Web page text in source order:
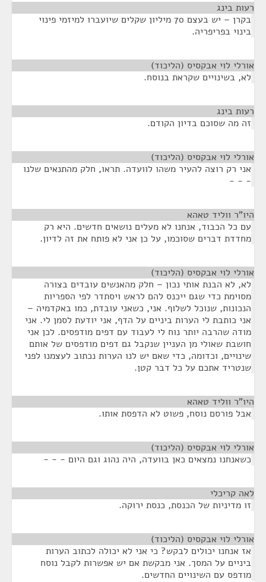
רעות בינג
בקרן – יש בעצם 70 מיליון שקלים שיועברו למיזמי פינוי
בינוי בפריפריה.
אורלי לוי אבקסיס (הליכוד)
לא, בשינויים שקראת בנוסח.
רעות בינג
זה מה שסוכם בדיון הקודם.
אורלי לוי אבקסיס (הליכוד)
אני רק רוצה להעיר משהו לוועדה. תראו, חלק מהתנאים שלנו
- - -
היו"ר ווליד טאהא
עם כל הכבוד, אנחנו לא מעלים נושאים חדשים. היא רק
מחדדת דברים שסוכמו, על כן אני לא פותח את זה לדיון.
אורלי לוי אבקסיס (הליכוד)
לא, לא הבנת אותי נכון – חלק מהאנשים עובדים בצורה
מסוימת כדי שגם ייכנס להם לראש ויסתדר לפי הספריות
הנכונות, שנוכל לשלוף. אני, כשאני עובדת, כמו באקדמיה –
אני כותבת לי הערות ביניים על הדף, אני יודעת לסמן לי. אני
מודה שהרבה יותר נוח לי לעבוד עם דפים מודפסים. לכן אני
חושבת שאולי מן העניין שנקבל גם דפים מודפסים של אותם
שינויים, וכדומה, כדי שאם יש לנו הערות נכתוב לעצמנו לפני
שנטריד אתכם על כל דבר קטן.
היו"ר ווליד טאהא
אבל פורסם נוסח, פשוט לא הדפסת אותו.
אורלי לוי אבקסיס (הליכוד)
כשאנחנו נמצאים כאן בוועדה, היה נהוג וגם היום - - -
לאה קריכלי
זו מדיניות של הכנסת, כנסת ירוקה.
אורלי לוי אבקסיס (הליכוד)
אז אנחנו יכולים לבקש? כי אני לא יכולה לכתוב הערות
ביניים על המסך. אני מבקשת אם יש אפשרות לקבל נוסח
מודפס עם השינויים החדשים.